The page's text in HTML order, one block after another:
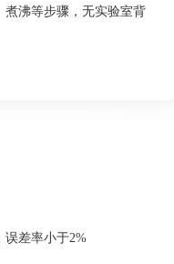
煮沸等步骤，无实验室背
误差率小于2%